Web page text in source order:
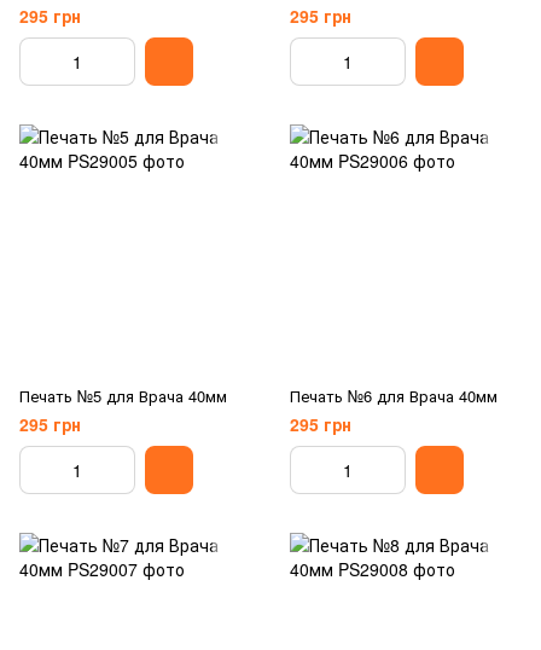
295 грн 295 грн
Печать №5 для Врача 40мм
295 грн
Печать №6 для Врача 40мм
295 грн